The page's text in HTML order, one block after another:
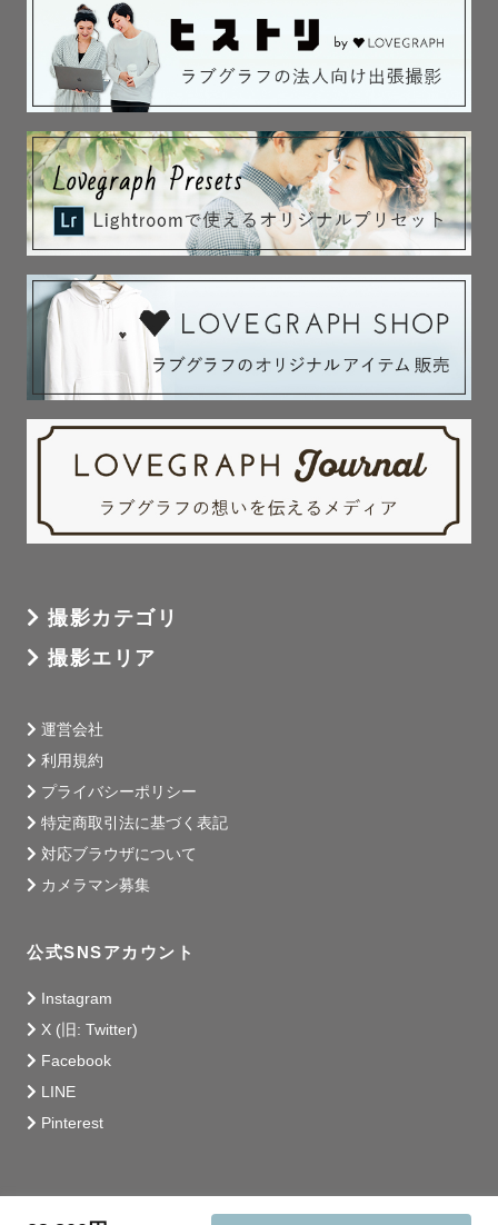
撮影カテゴリ
撮影エリア
運営会社
利用規約
プライバシーポリシー
特定商取引法に基づく表記
対応ブラウザについて
カメラマン募集
公式SNSアカウント
Instagram
X (旧: Twitter)
Facebook
LINE
Pinterest